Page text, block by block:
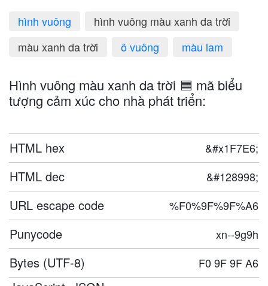
hình vuông
hình vuông màu xanh da trời
màu xanh da trời
ô vuông màu lam
Hình vuông màu xanh da trời 🟦 mã biểu
tượng cảm xúc cho nhà phát triển:
HTML hex &#x1F7E6;
HTML dec &#128998;
URL escape code %F0%9F%9F%A6
Punycode xn--9g9h
Bytes (UTF-8) F0 9F 9F A6